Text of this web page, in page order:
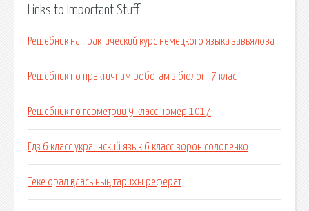
Links to Important Stuff
Решебник на практический курс немецкого языка завьялова
Решебник по практичним роботам з біології 7 клас
Решебник по геометрии 9 класс номер 1017
Гдз 6 класс украинский язык 6 класс ворон солопенко
Теке орал қаласының тарихы реферат